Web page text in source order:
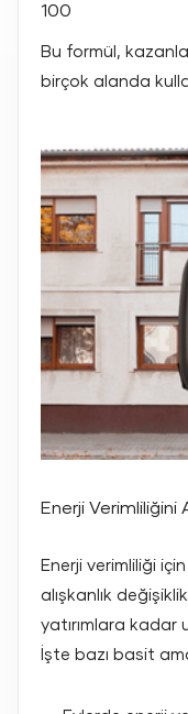
100
Bu formül,
birçok alanda
Enerji Verimliliğini
Enerji verimliliği
alışkanlık
yatırımlara kadar
İşte bazı basit